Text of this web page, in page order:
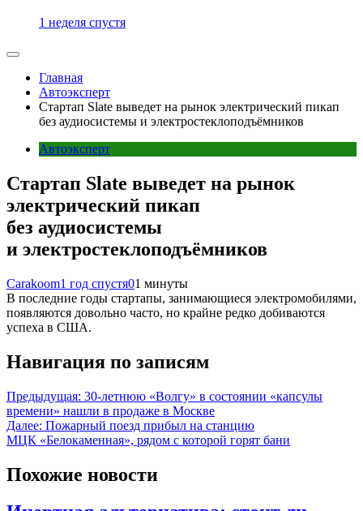
1 неделя спустя
Главная
Автоэксперт
Стартап Slate выведет на рынок электрический пикап
без аудиосистемы и электростеклоподъёмников
Автоэксперт
Стартап Slate выведет на рынок
электрический пикап
без аудиосистемы
и электростеклоподъёмников
Carakoom1 год спустя01 минуты
В последние годы стартапы, занимающиеся электромобилями,
появляются довольно часто, но крайне редко добиваются
успеха в США.
Навигация по записям
Предыдущая: 30-летнюю «Волгу» в состоянии «капсулы
времени» нашли в продаже в Москве
Далее: Пожарный поезд прибыл на станцию
МЦК «Белокаменная», рядом с которой горят бани
Похожие новости